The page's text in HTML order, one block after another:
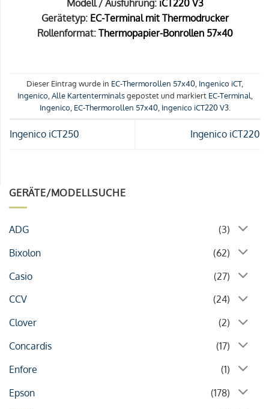
GERÄTE/MODELLSUCHE
ADG
(3)
Bixolon
(62)
Casio
(27)
CCV
(24)
Clover
(2)
Concardis
(17)
Enfore
(1)
Epson
(178)
Modell / Ausführung: iCT220 V3
Gerätetyp: EC-Terminal mit Thermodrucker
Rollenformat: Thermopapier-Bonrollen 57×40
Dieser Eintrag wurde in EC-Thermorollen 57x40, Ingenico iCT,
Ingenico,Alle Kartenterminalsgepostet und markiert EC-Terminal,
Ingenico, EC-Thermorollen 57x40, Ingenico iCT220 V3.
Ingenico iCT250 Ingenico iCT220